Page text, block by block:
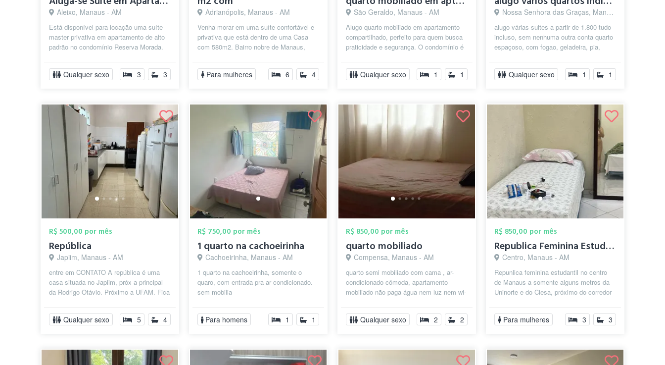
Aleixo, Manaus - AM
Está disponível para locação uma suíte
master privativa em apartamento de alto
padrão no condomínio Reserva Morada.
Qualquer sexo 3 3
Adrianópolis, Manaus - AM
Venha morar em uma suíte confortável e
privativa que está dentro de uma Casa
com 580m2. Bairro nobre de Manaus,
Fa...
Para mulheres 6 4
São Geraldo, Manaus - AM
Alugo quarto mobiliado em apartamento
compartilhado, perfeito para quem busca
praticidade e segurança. O condomínio é
Qualquer sexo 1 1
Nossa Senhora das Graças, Manaus - AM
alugo várias suites a partir de 1.800 tudo
incluso, sem nenhuma outra conta quarto
espaçoso, com fogao, geladeira, pia,
Qualquer sexo 1 1
R$ 500,00 por mês
República
Japiim, Manaus - AM
entre em CONTATO A república é uma
casa situada no Japiim, próx a principal
da Rodrigo Otávio. Próximo a UFAM. Fica
Qualquer sexo 5 4
R$ 750,00 por mês
1 quarto na cachoeirinha
Cachoeirinha, Manaus - AM
1 quarto na cachoeirinha, somente o
quaro, com entrada pra ar condicionado.
sem mobilia
Para homens 1 1
R$ 850,00 por mês
quarto mobiliado
Compensa, Manaus - AM
quarto semi mobiliado com cama , ar-
condicionado cômoda, apartamento
mobiliado não paga água nem luz nem wi-
Qualquer sexo 2 2
R$ 850,00 por mês
Republica Feminina Estudantil
Centro, Manaus - AM
Repunlica feminina estudantil no centro
de Manaus a somente alguns metros da
Uninorte e do Ciesa, próximo do corredor
Para mulheres 3 3